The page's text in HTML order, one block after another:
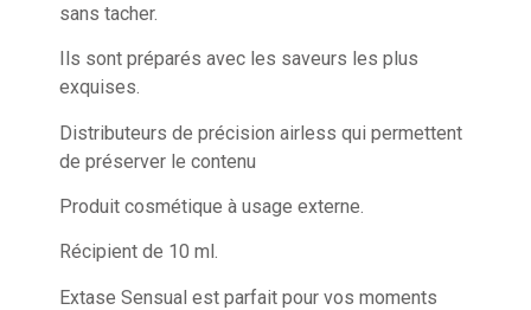
sans tacher.
Ils sont préparés avec les saveurs les plus
exquises.
Distributeurs de précision airless qui permettent
de préserver le contenu
Produit cosmétique à usage externe.
Récipient de 10 ml.
Extase Sensual est parfait pour vos moments